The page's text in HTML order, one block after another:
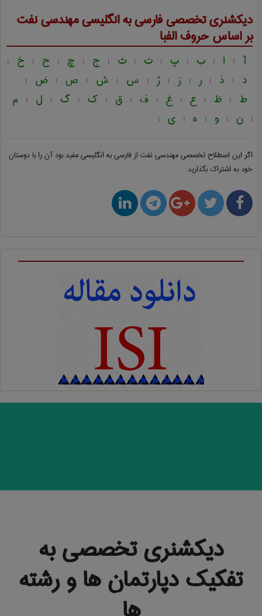
دیکشنری تخصصی فارسی به انگلیسیمهندسی نفت
بر اساس حروف الفبا
آ | ا | ب | پ | ت | ث | ج | چ | ح | خ |
د | ذ | ر | ز | ژ | س | ش | ص | ض |
ط | ظ | ع | غ | ف | ق | ک | گ | ل | م
| ن | و | ه | ی |
اگر این اصطلاح تخصصیمهندسی نفت از فارسی به انگلیسیمفید بود آن را با دوستان
خود به اشتراک بگذارید
دیکشنری تخصصی به
تفکیک دپارتمان ها و رشته